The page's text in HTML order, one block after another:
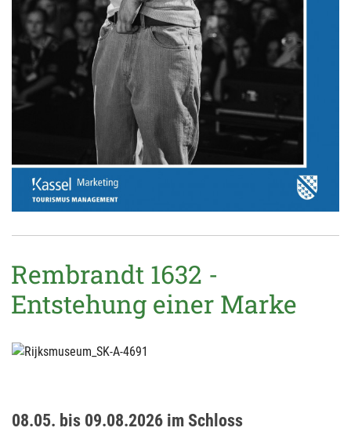
Rembrandt 1632 -
Entstehung einer Marke
08.05. bis 09.08.2026 im Schloss